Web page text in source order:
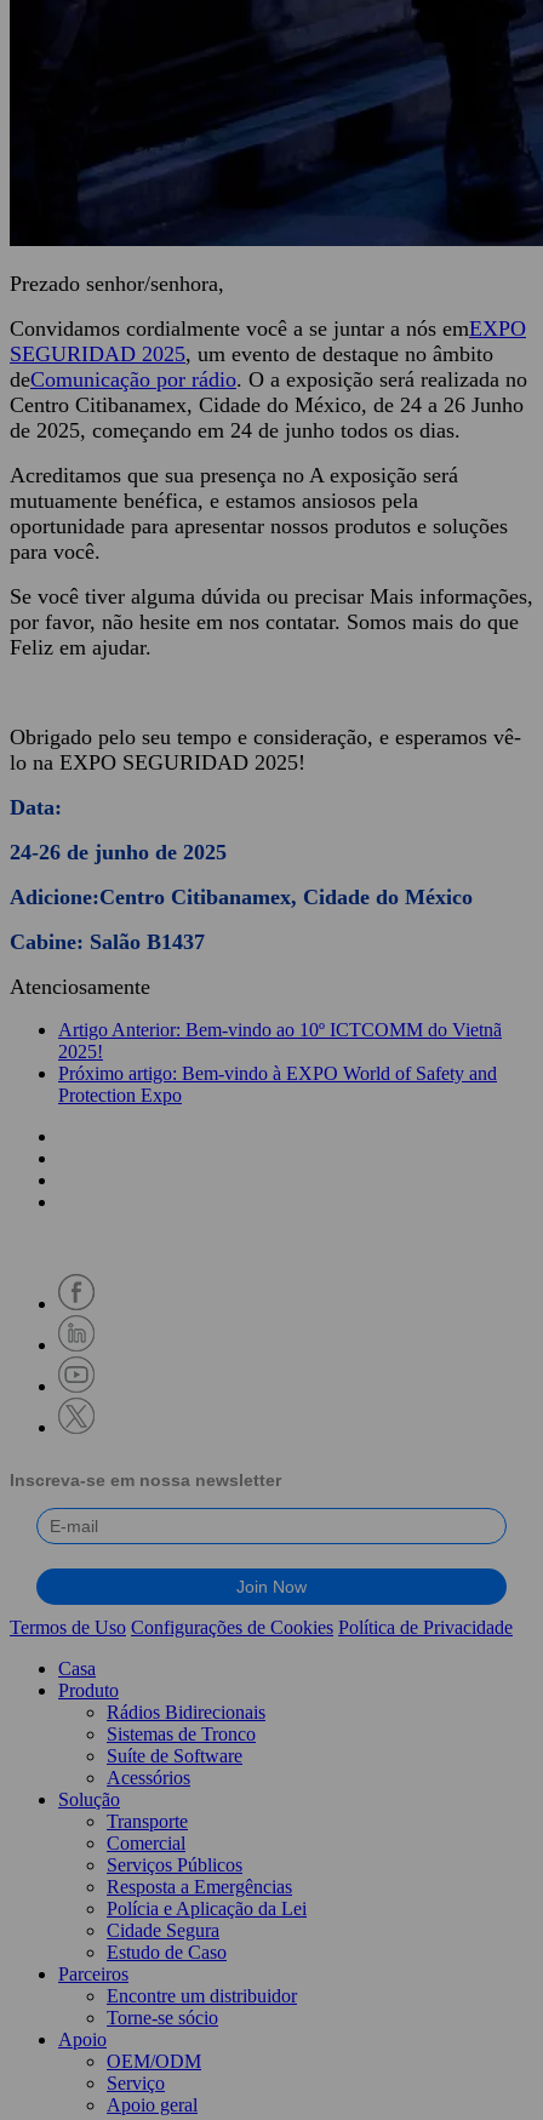
Prezado senhor/senhora,
Convidamos cordialmente você a se juntar a nós emEXPO
SEGURIDAD 2025, um evento de destaque no âmbito
deComunicação por rádio. O a exposição será realizada no
Centro Citibanamex, Cidade do México, de 24 a 26 Junho
de 2025, começando em 24 de junho todos os dias.
Acreditamos que sua presença no A exposição será
mutuamente benéfica, e estamos ansiosos pela
oportunidade para apresentar nossos produtos e soluções
para você.
Se você tiver alguma dúvida ou precisar Mais informações,
por favor, não hesite em nos contatar. Somos mais do que
Feliz em ajudar.
Obrigado pelo seu tempo e consideração, e esperamos vê-
lo na EXPO SEGURIDAD 2025!
Data:
24-26 de junho de 2025
Adicione:Centro Citibanamex, Cidade do México
Cabine: Salão B1437
Atenciosamente
Artigo Anterior: Bem-vindo ao 10º ICTCOMM do Vietnã
2025!
Próximo artigo: Bem-vindo à EXPO World of Safety and
Protection Expo
Inscreva-se em nossa newsletter
Termos de Uso Configurações de Cookies Política de Privacidade
Casa
Produto
Rádios Bidirecionais
Sistemas de Tronco
Suíte de Software
Acessórios
Solução
Transporte
Comercial
Serviços Públicos
Resposta a Emergências
Polícia e Aplicação da Lei
Cidade Segura
Estudo de Caso
Parceiros
Encontre um distribuidor
Torne-se sócio
Apoio
OEM/ODM
Serviço
Apoio geral